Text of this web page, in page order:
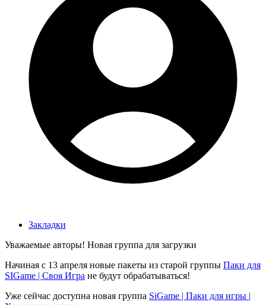
Закладки
Уважаемые авторы! Новая группа для загрузки
Начиная с 13 апреля новые пакеты из старой группы Паки для
SIGame | Своя Игра не будут обрабатываться!
Уже сейчас доступна новая группа SiGame | Паки для игры |